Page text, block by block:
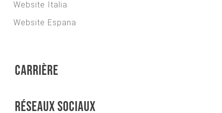
Website Italia
Website Espana
Carrière
Réseaux sociaux